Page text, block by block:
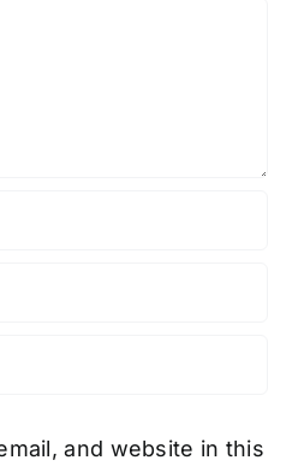
and website in this